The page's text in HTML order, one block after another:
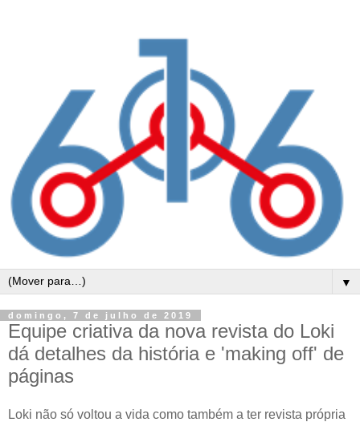
▼
domingo, 7 de julho de 2019
Equipe criativa da nova revista do Loki
dá detalhes da história e 'making off' de
páginas
Loki não só voltou a vida como também a ter revista própria